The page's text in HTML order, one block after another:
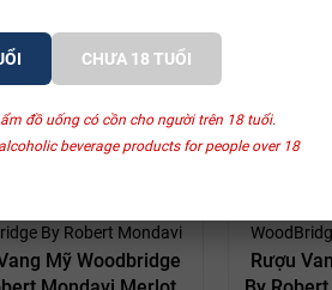
CHƯA 18 TUỔI
đồ uống có cồn cho người trên 18 tuổi.
beverage products for people over 18
LIÊN QUAN
- 9%
By Robert Mondavi
Mỹ Woodbridge
Rượu